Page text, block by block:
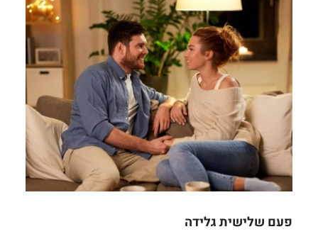
פעם שלישית גלידה